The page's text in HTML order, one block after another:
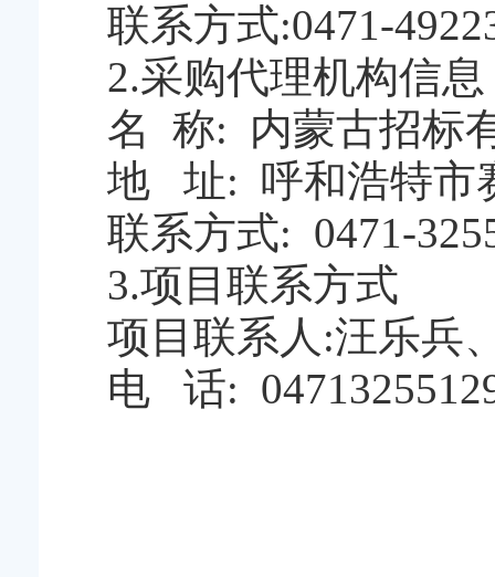
联系方式:0471-
2.采购代理机构信息
名
称: 内蒙古招标
地
址: 呼和浩特市
联系方式: 0471-
3.项目联系方式
项目联系人 :汪乐兵
电
话: